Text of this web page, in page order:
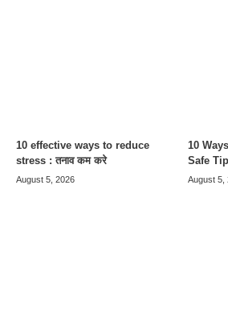
10 effective ways to reduce
stress : तनाव कम करे
August 5, 2026
10
Safe
August 5,